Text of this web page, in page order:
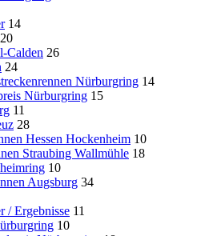
14
20
Calden 26
24
Nürburgring 14
Nürburgring 15
11
28
Hessen Hockenheim 10
Straubing Wallmühle 18
10
Augsburg 34
/ Ergebnisse 11
10